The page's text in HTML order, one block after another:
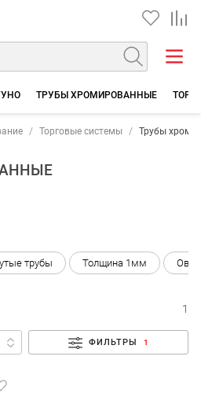
ТРУБЫ ХРОМИРОВАННЫЕ
Торговые системы Трубы
трубы Толщина 1мм
1
ФИЛЬТРЫ 1